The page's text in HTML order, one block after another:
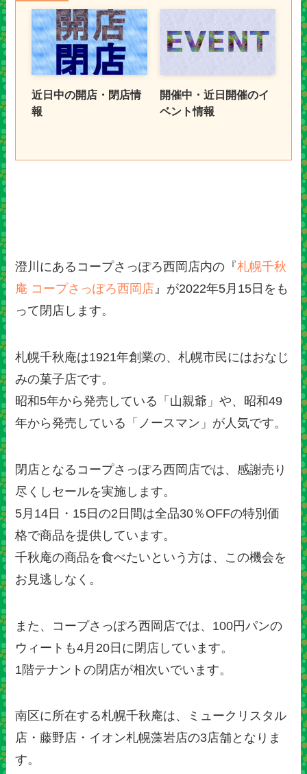
近日中の開店・閉店情
報
開催中・近日開催のイ
ベント情報
澄川にあるコープさっぽろ西岡店内の『札幌千秋
庵 コープさっぽろ西岡店』が2022年5月15日をも
って閉店します。
札幌千秋庵は1921年創業の、札幌市民にはおなじ
みの菓子店です。
昭和5年から発売している「山親爺」や、昭和49
年から発売している「ノースマン」が人気です。
閉店となるコープさっぽろ西岡店では、感謝売り
尽くしセールを実施します。
5月14日・15日の2日間は全品30％OFFの特別価
格で商品を提供しています。
千秋庵の商品を食べたいという方は、この機会を
お見逃しなく。
また、コープさっぽろ西岡店では、100円パンの
ウィートも4月20日に閉店しています。
1階テナントの閉店が相次いでいます。
南区に所在する札幌千秋庵は、ミュークリスタル
店・藤野店・イオン札幌藻岩店の3店舗となりま
す。